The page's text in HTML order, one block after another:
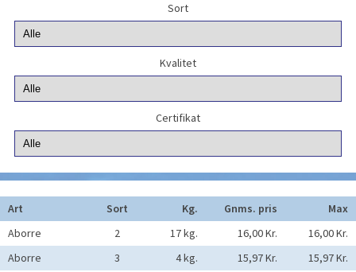
Sort
Kvalitet
Certifikat
Art Sort Kg. Gnms. pris
Max
Aborre
2 17 kg. 16,00 Kr.
16,00 Kr.
Aborre
3 4 kg. 15,97 Kr.
15,97 Kr.